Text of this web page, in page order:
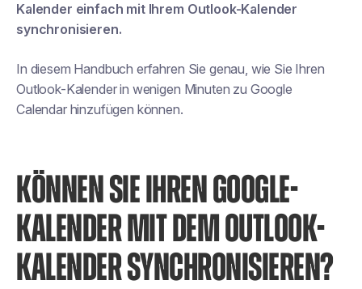
Kalender einfach mit Ihrem Outlook-Kalender
synchronisieren.
In diesem Handbuch erfahren Sie genau, wie Sie Ihren
Outlook-Kalender in wenigen Minuten zu Google
Calendar hinzufügen können.
KÖNNEN SIE IHREN GOOGLE-
KALENDER MIT DEM OUTLOOK-
KALENDER SYNCHRONISIEREN?